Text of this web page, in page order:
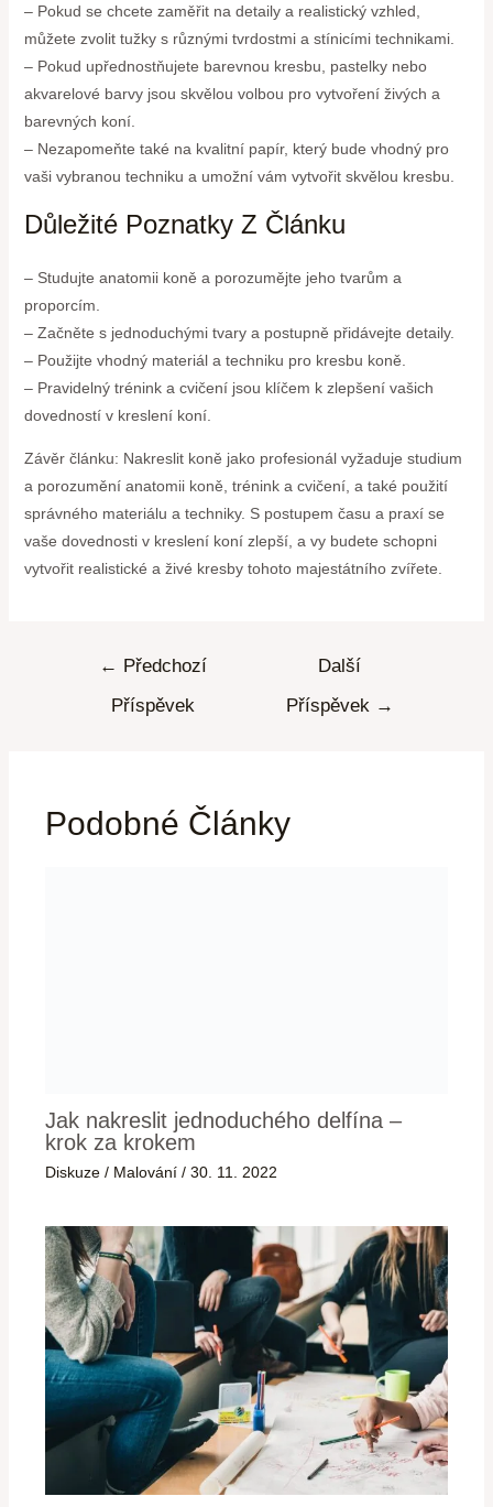
– Pokud se chcete zaměřit na detaily a realistický vzhled,
můžete zvolit tužky s různými tvrdostmi a stínicími technikami.
– Pokud upřednostňujete barevnou kresbu, pastelky nebo
akvarelové barvy jsou skvělou volbou pro vytvoření živých a
barevných koní.
– Nezapomeňte také na kvalitní papír, který bude vhodný pro
vaši vybranou techniku a umožní vám vytvořit skvělou kresbu.
Důležité Poznatky Z Článku
– Studujte anatomii koně a porozumějte jeho tvarům a
proporcím.
– Začněte s jednoduchými tvary a postupně přidávejte detaily.
– Použijte vhodný materiál a techniku pro kresbu koně.
– Pravidelný trénink a cvičení jsou klíčem k zlepšení vašich
dovedností v kreslení koní.
Závěr článku: Nakreslit koně jako profesionál vyžaduje studium
a porozumění anatomii koně, trénink a cvičení, a také použití
správného materiálu a techniky. S postupem času a praxí se
vaše dovednosti v kreslení koní zlepší, a vy budete schopni
vytvořit realistické a živé kresby tohoto majestátního zvířete.
← Předchozí
Příspěvek
Další
Příspěvek →
Podobné Články
Jak nakreslit jednoduchého delfína –
krok za krokem
Diskuze / Malování /30. 11. 2022